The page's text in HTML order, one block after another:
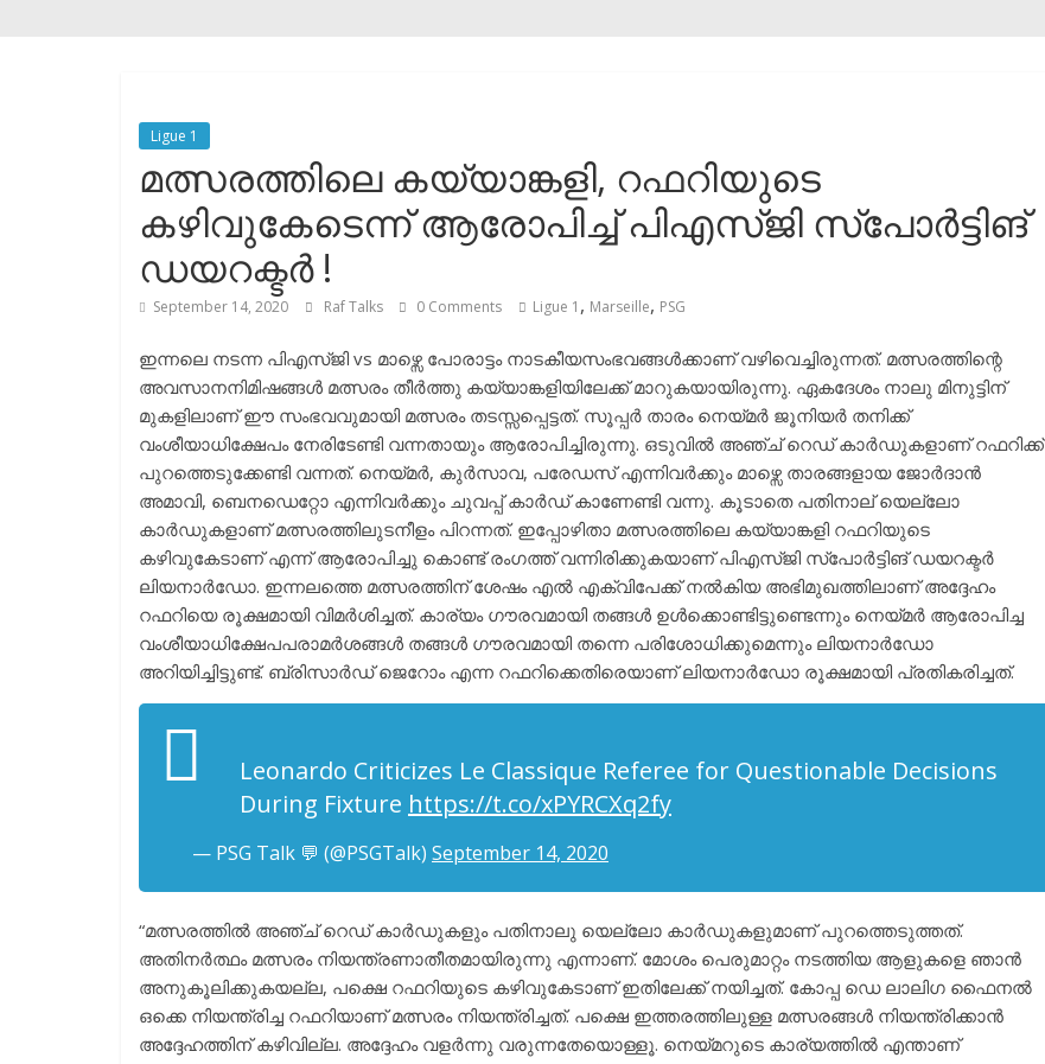
Ligue 1
മത്സരത്തിലെ കയ്യാങ്കളി, റഫറിയുടെ
കഴിവുകേടെന്ന് ആരോപിച്ച് പിഎസ്ജി സ്പോർട്ടിങ്
ഡയറക്ടർ !
September 14, 2020 Raf Talks 0 Comments Ligue 1 , Marseille, PSG
ഇന്നലെ നടന്ന പിഎസ്ജി vs മാഴ്സെ പോരാട്ടം നാടകീയസംഭവങ്ങൾക്കാണ് വഴിവെച്ചിരുന്നത്. മത്സരത്തിന്റെ
അവസാനനിമിഷങ്ങൾ മത്സരം തീർത്തു കയ്യാങ്കളിയിലേക്ക് മാറുകയായിരുന്നു. ഏകദേശം നാലു മിനുട്ടിന്
മുകളിലാണ് ഈ സംഭവവുമായി മത്സരം തടസ്സപ്പെട്ടത്. സൂപ്പർ താരം നെയ്മർ ജൂനിയർ തനിക്ക്
വംശീയാധിക്ഷേപം നേരിടേണ്ടി വന്നതായും ആരോപിച്ചിരുന്നു. ഒടുവിൽ അഞ്ച് റെഡ് കാർഡുകളാണ് റഫറിക്ക്
പുറത്തെടുക്കേണ്ടി വന്നത്. നെയ്മർ, കുർസാവ, പരേഡസ് എന്നിവർക്കും മാഴ്സെ താരങ്ങളായ ജോർദാൻ
അമാവി, ബെനഡെറ്റോ എന്നിവർക്കും ചുവപ്പ് കാർഡ് കാണേണ്ടി വന്നു. കൂടാതെ പതിനാല് യെല്ലോ
കാർഡുകളാണ് മത്സരത്തിലുടനീളം പിറന്നത്. ഇപ്പോഴിതാ മത്സരത്തിലെ കയ്യാങ്കളി റഫറിയുടെ
കഴിവുകേടാണ് എന്ന് ആരോപിച്ചു കൊണ്ട് രംഗത്ത് വന്നിരിക്കുകയാണ് പിഎസ്ജി സ്പോർട്ടിങ് ഡയറക്ടർ
ലിയനാർഡോ. ഇന്നലത്തെ മത്സരത്തിന് ശേഷം എൽ എക്വിപേക്ക് നൽകിയ അഭിമുഖത്തിലാണ് അദ്ദേഹം
റഫറിയെ രൂക്ഷമായി വിമർശിച്ചത്. കാര്യം ഗൗരവമായി തങ്ങൾ ഉൾക്കൊണ്ടിട്ടുണ്ടെന്നും നെയ്മർ ആരോപിച്ച
വംശീയാധിക്ഷേപപരാമർശങ്ങൾ തങ്ങൾ ഗൗരവമായി തന്നെ പരിശോധിക്കുമെന്നും ലിയനാർഡോ
അറിയിച്ചിട്ടുണ്ട്. ബ്രിസാർഡ് ജെറോം എന്ന റഫറിക്കെതിരെയാണ് ലിയനാർഡോ രൂക്ഷമായി പ്രതികരിച്ചത്.
Leonardo Criticizes Le Classique Referee for Questionable Decisions
During Fixture https://t.co/xPYRCXq2fy
— PSG Talk 💬 (@PSGTalk) September 14, 2020
“മത്സരത്തിൽ അഞ്ച് റെഡ് കാർഡുകളും പതിനാലു യെല്ലോ കാർഡുകളുമാണ് പുറത്തെടുത്തത്.
അതിനർത്ഥം മത്സരം നിയന്ത്രണാതീതമായിരുന്നു എന്നാണ്. മോശം പെരുമാറ്റം നടത്തിയ ആളുകളെ ഞാൻ
അനുകൂലിക്കുകയല്ല, പക്ഷെ റഫറിയുടെ കഴിവുകേടാണ് ഇതിലേക്ക് നയിച്ചത്. കോപ്പ ഡെ ലാലിഗ ഫൈനൽ
ഒക്കെ നിയന്ത്രിച്ച റഫറിയാണ് മത്സരം നിയന്ത്രിച്ചത്. പക്ഷെ ഇത്തരത്തിലുള്ള മത്സരങ്ങൾ നിയന്ത്രിക്കാൻ
അദ്ദേഹത്തിന് കഴിവില്ല. അദ്ദേഹം വളർന്നു വരുന്നതേയൊള്ളൂ. നെയ്മറുടെ കാര്യത്തിൽ എന്താണ്